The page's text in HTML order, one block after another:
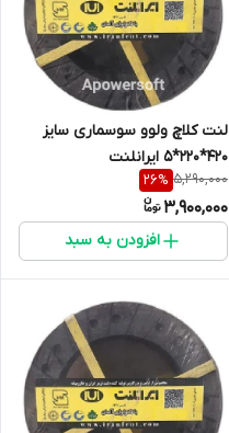
لنت کلاچ ولوو سوسماری سایز
420*220*5 ایرانلنت
5,290,000
26%
3,900,000
افزودن به سبد